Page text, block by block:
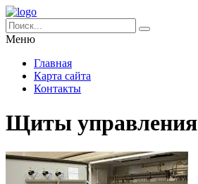
Меню
Главная
Карта сайта
Контакты
Щиты управления